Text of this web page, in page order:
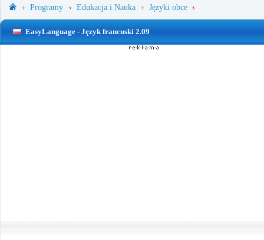
Programy Edukacja i Nauka Języki obce
EasyLanguage - Język francuski 2.09